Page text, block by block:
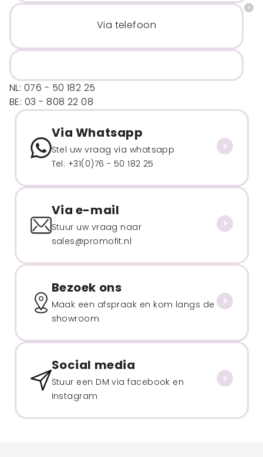
Via telefoon
NL: 076 - 50 182 25
BE: 03 - 808 22 08
Via Whatsapp
Stel uw vraag via whatsapp
Tel: +31(0)76 - 50 182 25
Via e-mail
Stuur uw vraag naar
sales@promofit.nl
Bezoek ons
Maak een afspraak en kom langs de
showroom
Social media
Stuur een DM via facebook en
Instagram